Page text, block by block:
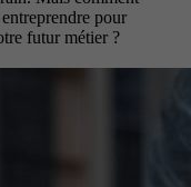
pour
futur métier ?